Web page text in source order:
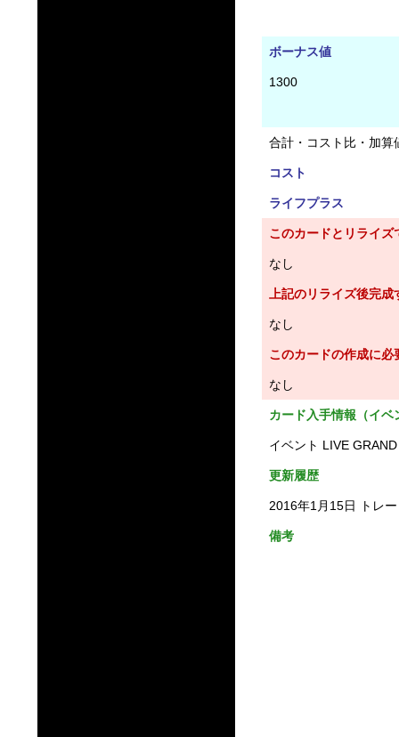
ボーナス値
1300
合計・コスト比・加算
コスト
ライフプラス
このカードとリライズ
なし
上記のリライズ後完
なし
このカードの作成に必
なし
カード入手情報（イ
イベント LIVE
更新履歴
2016年1月15日 トレ
備考